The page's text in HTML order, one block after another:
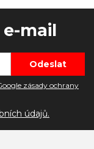
mail
zásady ochrany
údajů.